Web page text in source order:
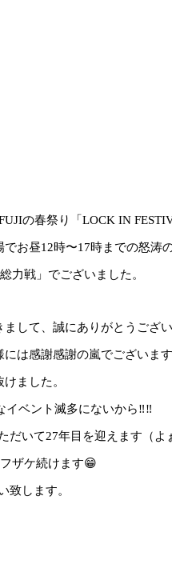
の春祭り「LOCK IN
お昼12時〜17時までの怒涛
力戦」でございました。
まして、誠にありがとうござ
は感謝感謝の嵐でございます
ました。
イベント滅多にないから‼️‼️
だいて27年目を迎えます（
ザケ続けます😁
致します。